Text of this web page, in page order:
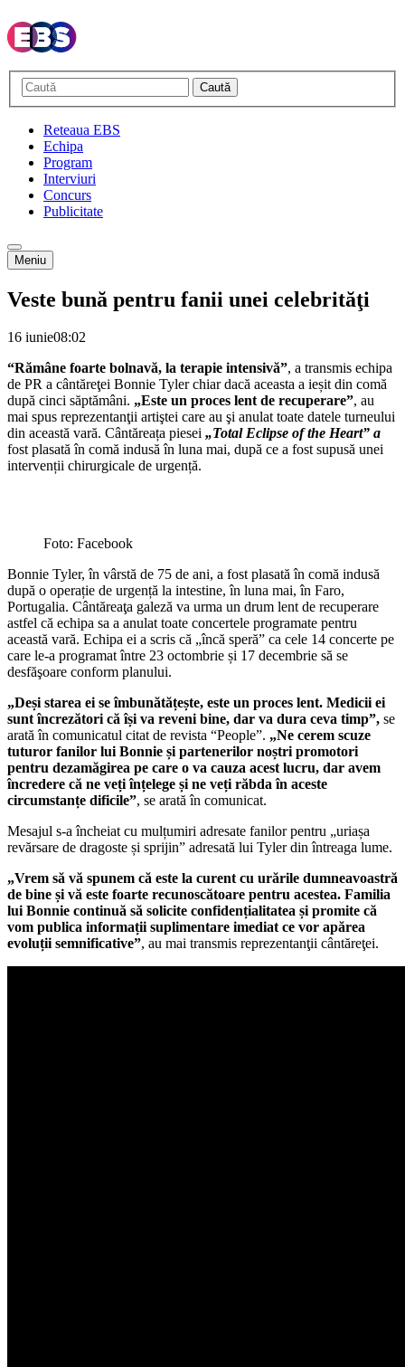
Caută
Reteaua EBS
Echipa
Program
Interviuri
Concurs
Publicitate
Meniu
Veste bună pentru fanii unei celebrităţi
16 iunie08:02
“Rămâne foarte bolnavă, la terapie intensivă”, a transmis echipa
de PR a cântăreţei Bonnie Tyler chiar dacă aceasta a ieșit din comă
după cinci săptămâni. „Este un proces lent de recuperare”, au
mai spus reprezentanţii artiştei care au şi anulat toate datele turneului
din această vară. Cântăreața piesei „Total Eclipse of the Heart” a
fost plasată în comă indusă în luna mai, după ce a fost supusă unei
intervenții chirurgicale de urgență.
Foto: Facebook
Bonnie Tyler, în vârstă de 75 de ani, a fost plasată în comă indusă
după o operație de urgență la intestine, în luna mai, în Faro,
Portugalia. Cântăreaţa galeză va urma un drum lent de recuperare
astfel că echipa sa a anulat toate concertele programate pentru
această vară. Echipa ei a scris că „încă speră” ca cele 14 concerte pe
care le-a programat între 23 octombrie și 17 decembrie să se
desfăşoare conform planului.
„Deși starea ei se îmbunătățește, este un proces lent. Medicii ei
sunt încrezători că își va reveni bine, dar va dura ceva timp”, se
arată în comunicatul citat de revista “People”. „Ne cerem scuze
tuturor fanilor lui Bonnie și partenerilor noștri promotori
pentru dezamăgirea pe care o va cauza acest lucru, dar avem
încredere că ne veți înțelege și ne veți răbda în aceste
circumstanțe dificile”, se arată în comunicat.
Mesajul s-a încheiat cu mulțumiri adresate fanilor pentru „uriașa
revărsare de dragoste și sprijin” adresată lui Tyler din întreaga lume.
„Vrem să vă spunem că este la curent cu urările dumneavoastră
de bine și vă este foarte recunoscătoare pentru acestea. Familia
lui Bonnie continuă să solicite confidențialitatea și promite că
vom publica informații suplimentare imediat ce vor apărea
evoluții semnificative”, au mai transmis reprezentanţii cântăreţei.